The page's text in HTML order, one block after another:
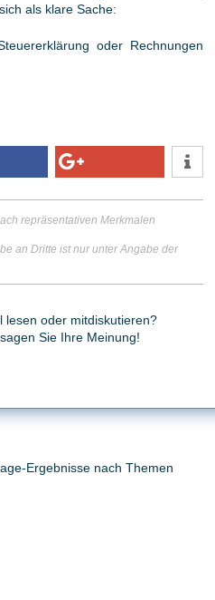
als klare Sache:
oder Rechnungen
repräsentativen Merkmalen
an Dritte ist nur unter Angabe der
lesen oder mitdiskutieren?
Sie Ihre Meinung!
Ergebnisse nach Themen